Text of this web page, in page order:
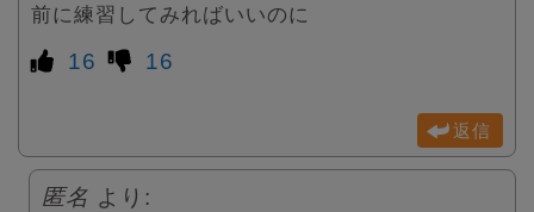
前に練習してみればいいのに
16 16
返信
匿名 より: